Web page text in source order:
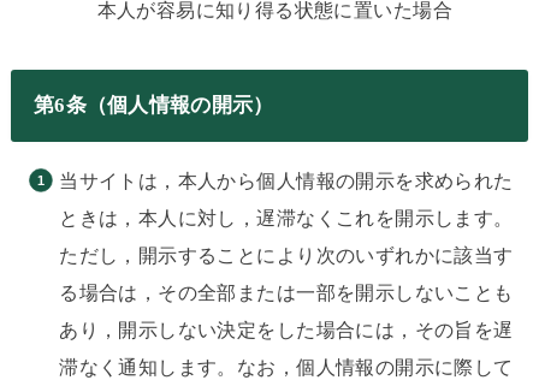
本人が容易に知り得る状態に置いた場合
第6条（個人情報の開示）
当サイトは，本人から個人情報の開示を求められた
ときは，本人に対し，遅滞なくこれを開示します。
ただし，開示することにより次のいずれかに該当す
る場合は，その全部または一部を開示しないことも
あり，開示しない決定をした場合には，その旨を遅
滞なく通知します。なお，個人情報の開示に際して